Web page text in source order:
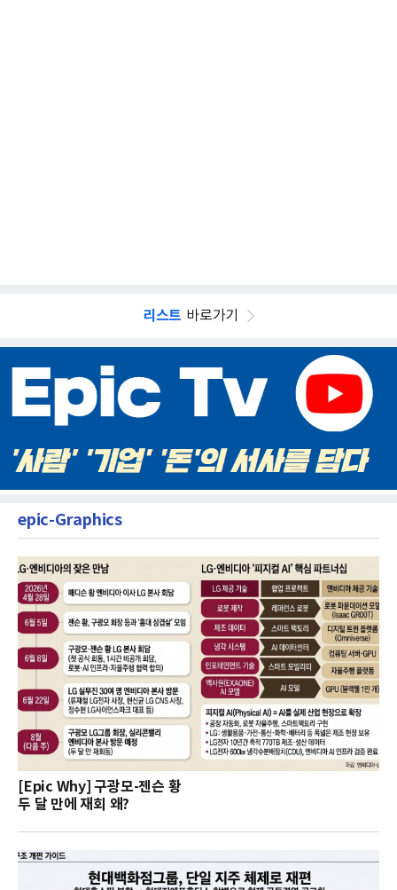
리스트 바로가기
epic-Graphics
[Epic Why] 구광모-젠슨 황
두 달 만에 재회 왜?